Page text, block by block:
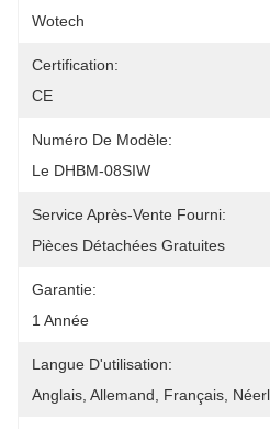
Wotech
Certification:
CE
Numéro De Modèle:
Le DHBM-08SIW
Service Après-Vente Fourni:
Pièces Détachées Gratuites
Garantie:
1 Année
Langue D'utilisation:
Anglais, Allemand, Français,